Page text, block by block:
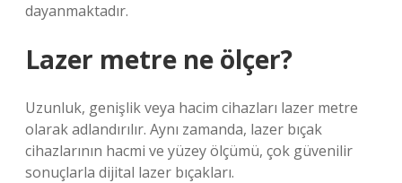
dayanmaktadır.
Lazer metre ne ölçer?
Uzunluk, genişlik veya hacim cihazları lazer metre
olarak adlandırılır. Aynı zamanda, lazer bıçak
cihazlarının hacmi ve yüzey ölçümü, çok güvenilir
sonuçlarla dijital lazer bıçakları.